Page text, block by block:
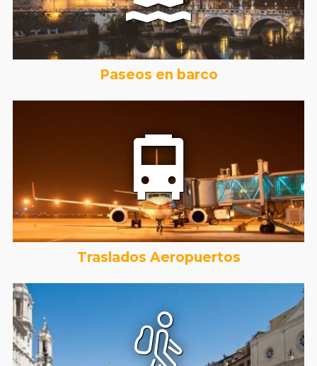
Paseos en barco
Traslados Aeropuertos